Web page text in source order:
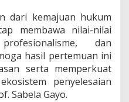
dari kemajuan hukum
membawa nilai-nilai
dan
hasil pertemuan ini
serta memperkuat
penyelesaian
Sabela Gayo.